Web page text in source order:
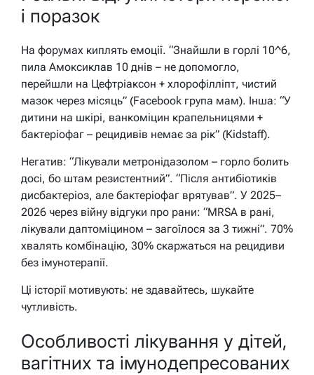
і поразок
На форумах киплять емоції. “Знайшли в горлі 10^6,
пила Амоксиклав 10 днів – не допомогло,
перейшли на Цефтріаксон + хлорофілліпт, чистий
мазок через місяць” (Facebook група мам). Інша: “У
дитини на шкірі, ванкоміцин крапельницями +
бактеріофаг – рецидивів немає за рік” (Kidstaff).
Негатив: “Лікували метронідазолом – горло болить
досі, бо штам резистентний”. “Після антибіотиків
дисбактеріоз, але бактеріофаг врятував”. У 2025–
2026 через війну відгуки про рани: “MRSA в рані,
лікували даптоміцином – загоїлося за 3 тижні”. 70%
хвалять комбінацію, 30% скаржаться на рецидиви
без імунотерапії.
Ці історії мотивують: не здавайтесь, шукайте
чутливість.
Особливості лікування у дітей,
вагітних та імунодепресованих